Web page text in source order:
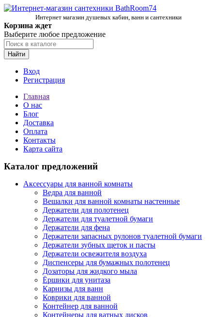
Интернет магазин душевых кабин, ванн и сантехники
Корзина ждет
Выберите любое предложение
Найти
Вход
Регистрация
Главная
О нас
Блог
Доставка
Оплата
Контакты
Карта сайта
Каталог предложений
Аксессуары для ванной комнаты
Ведра для ванной
Вешалки для ванной комнаты настенные
Держатели для полотенец
Держатели для туалетной бумаги
Держатели для фена
Держатели запасных рулонов туалетной бумаги
Держатели зубных щеток и пасты
Держатели освежителя воздуха
Диспенсеры для бумажных полотенец
Дозаторы для жидкого мыла
Ёршики для унитаза
Карнизы для ванн
Коврики для ванной
Контейнер для ванной
Контейнеры для ватных дисков